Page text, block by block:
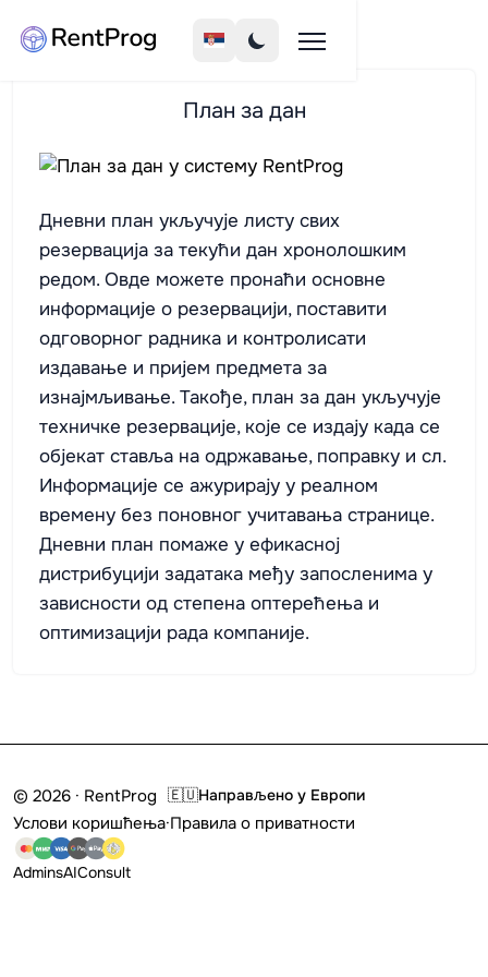
План за дан
Дневни план укључује листу свих
резервација за текући дан хронолошким
редом. Овде можете пронаћи основне
информације о резервацији, поставити
одговорног радника и контролисати
издавање и пријем предмета за
изнајмљивање. Такође, план за дан укључује
техничке резервације, које се издају када се
објекат ставља на одржавање, поправку и сл.
Информације се ажурирају у реалном
времену без поновног учитавања странице.
Дневни план помаже у ефикасној
дистрибуцији задатака међу запосленима у
зависности од степена оптерећења и
оптимизацији рада компаније.
© 2026 · RentProg 🇪🇺Направљено у Европи
Услови коришћења·Правила о приватности
AdminsAIConsult